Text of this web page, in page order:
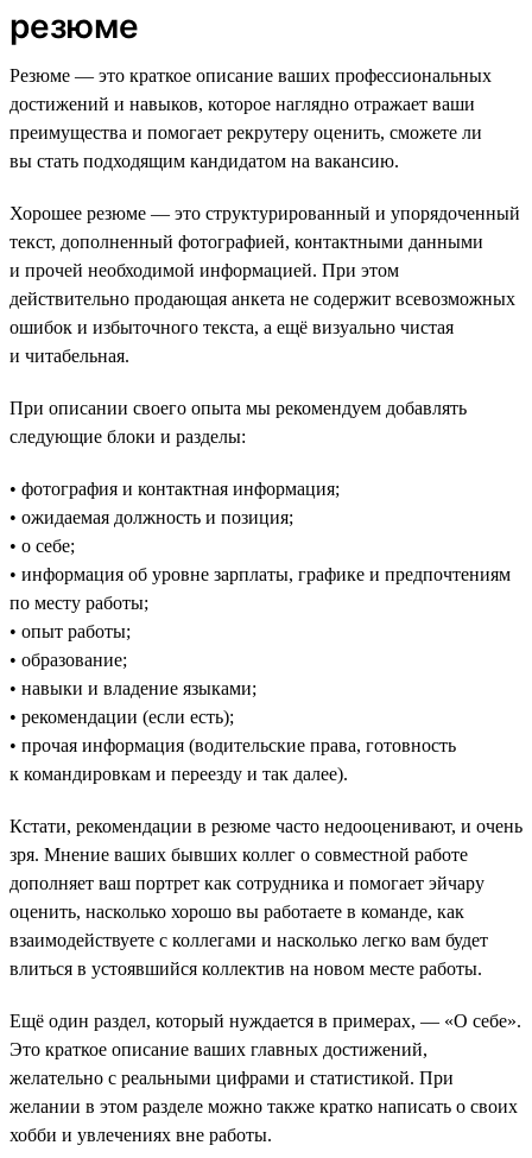
резюме
Резюме — это краткое описание ваших профессиональных
достижений и навыков, которое наглядно отражает ваши
преимущества и помогает рекрутеру оценить, сможете ли
вы стать подходящим кандидатом на вакансию.
Хорошее резюме — это структурированный и упорядоченный
текст, дополненный фотографией, контактными данными
и прочей необходимой информацией. При этом
действительно продающая анкета не содержит всевозможных
ошибок и избыточного текста, а ещё визуально чистая
и читабельная.
При описании своего опыта мы рекомендуем добавлять
следующие блоки и разделы:
• фотография и контактная информация;
• ожидаемая должность и позиция;
• о себе;
• информация об уровне зарплаты, графике и предпочтениям
по месту работы;
• опыт работы;
• образование;
• навыки и владение языками;
• рекомендации (если есть);
• прочая информация (водительские права, готовность
к командировкам и переезду и так далее).
Кстати, рекомендации в резюме часто недооценивают, и очень
зря. Мнение ваших бывших коллег о совместной работе
дополняет ваш портрет как сотрудника и помогает эйчару
оценить, насколько хорошо вы работаете в команде, как
взаимодействуете с коллегами и насколько легко вам будет
влиться в устоявшийся коллектив на новом месте работы.
Ещё один раздел, который нуждается в примерах, — «О себе».
Это краткое описание ваших главных достижений,
желательно с реальными цифрами и статистикой. При
желании в этом разделе можно также кратко написать о своих
хобби и увлечениях вне работы.